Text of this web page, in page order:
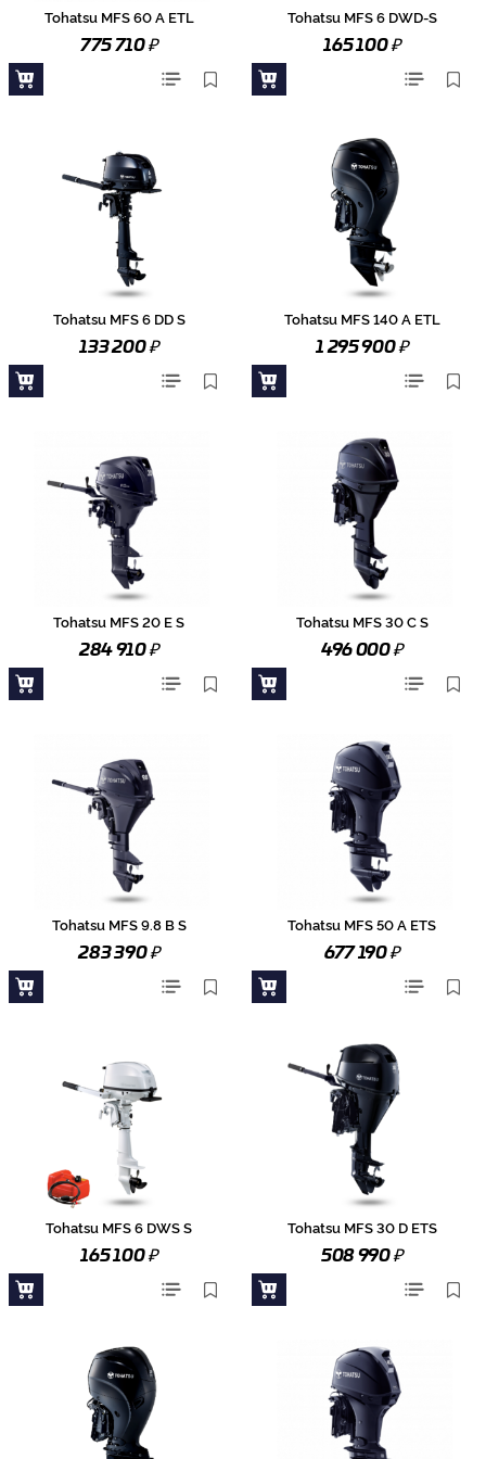
Tohatsu MFS 60 A ETL
775 710₽
Tohatsu MFS 6 DWD-S
165 100₽
Tohatsu MFS 6 DD S
133 200₽
Tohatsu MFS 140 A ETL
1 295 900₽
Tohatsu MFS 20 E S
284 910₽
Tohatsu MFS 30 C S
496 000₽
Tohatsu MFS 9.8 B S
283 390₽
Tohatsu MFS 50 A ETS
677 190₽
Tohatsu MFS 6 DWS S
165 100₽
Tohatsu MFS 30 D ETS
508 990₽